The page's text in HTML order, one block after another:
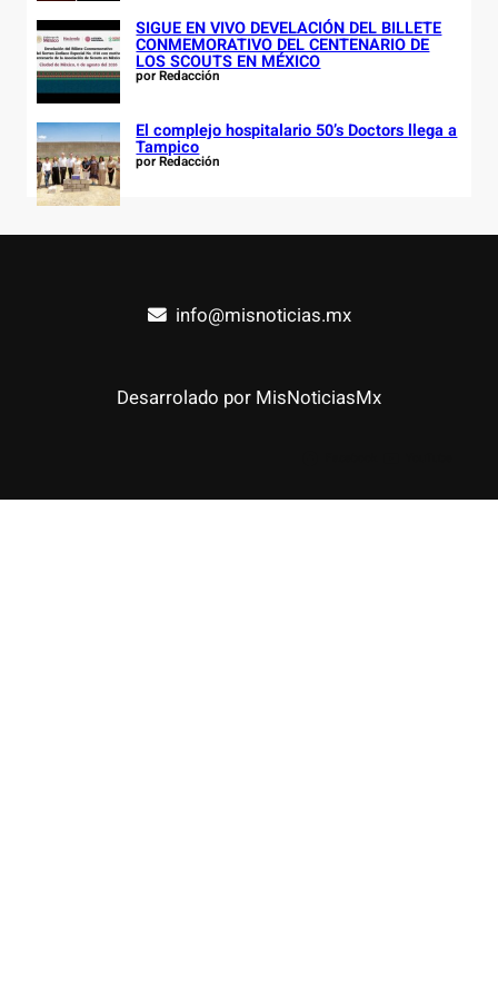
SIGUE EN VIVO DEVELACIÓN DEL BILLETE
CONMEMORATIVO DEL CENTENARIO DE
LOS SCOUTS EN MÉXICO
por Redacción
El complejo hospitalario 50’s Doctors llega a
Tampico
por Redacción
info@misnoticias.mx
Desarrolado por MisNoticiasMx